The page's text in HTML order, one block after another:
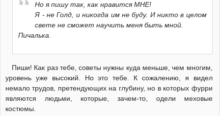
Но я пишу так, как нравится МНЕ!
Я - не Голд, и никогда им не буду. И никто в целом
свете не сможет научить меня быть мной.
Пичалька.
Пиши! Как раз тебе, советы нужны куда меньше, чем многим,
уровень уже высокий. Но это тебе. К сожалению, я видел
немало трудов, претендующих на глубину, но в которых фурри
являются людьми, которые, зачем-то, одели меховые
костюмы.